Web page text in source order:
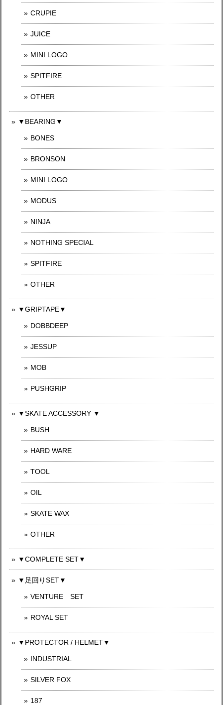
CRUPIE
JUICE
MINI LOGO
SPITFIRE
OTHER
▼BEARING▼
BONES
BRONSON
MINI LOGO
MODUS
NINJA
NOTHING SPECIAL
SPITFIRE
OTHER
▼GRIPTAPE▼
DOBBDEEP
JESSUP
MOB
PUSHGRIP
▼SKATE ACCESSORY ▼
BUSH
HARD WARE
TOOL
OIL
SKATE WAX
OTHER
▼COMPLETE SET▼
▼足回りSET▼
VENTURE SET
ROYAL SET
▼PROTECTOR / HELMET▼
INDUSTRIAL
SILVER FOX
187